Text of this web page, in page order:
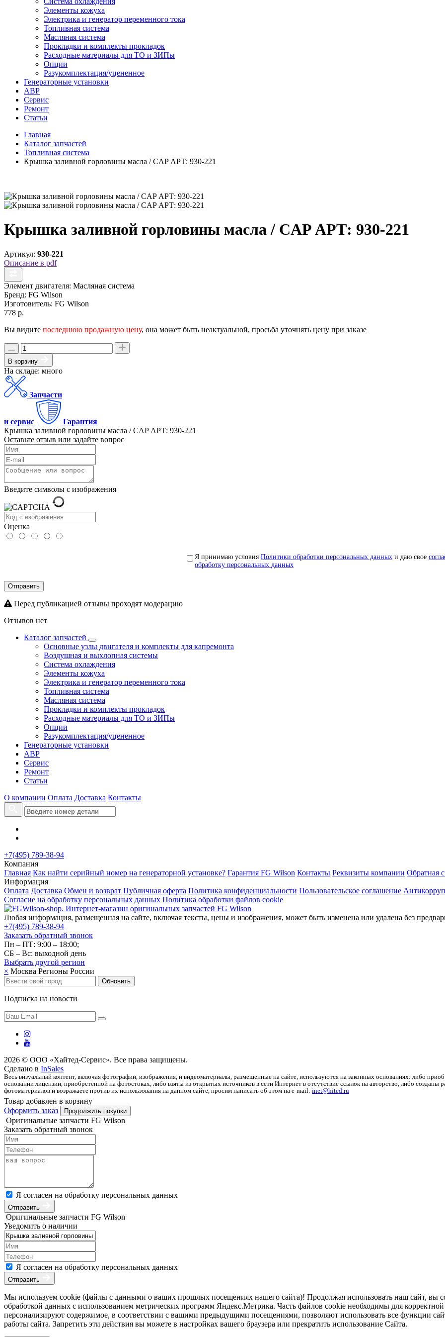
Элементы кожуха
Электрика и генератор переменного тока
Топливная система
Масляная система
Прокладки и комплекты прокладок
Расходные материалы для ТО и ЗИПы
Опции
Разукомплектация/уцененное
Генераторные установки
АВР
Сервис
Ремонт
Статьи
Главная
Каталог запчастей
Топливная система
Крышка заливной горловины масла / CAP АРТ: 930-221
Крышка заливной горловины масла / CAP АРТ: 930-221
Артикул: 930-221
Описание в pdf
Элемент двигателя: Масляная система
Бренд: FG Wilson
Изготовитель: FG Wilson
778 р.
Вы видите последнюю продажную цену, она может быть неактуальной, просьба уточнять цену при заказе
В корзину
На складе: много
Запчасти
и сервис
Гарантия
Крышка заливной горловины масла / CAP АРТ: 930-221
Оставьте отзыв или задайте вопрос
Введите символы с изображения
Оценка
Я принимаю условия Политики обработки персональных данных и даю свое
обработку персональных данных
Отправить
Перед публикацией отзывы проходят модерацию
Отзывов нет
Каталог запчастей
Основные узлы двигателя и комплекты для капремонта
Воздушная и выхлопная системы
Система охлаждения
Элементы кожуха
Электрика и генератор переменного тока
Топливная система
Масляная система
Прокладки и комплекты прокладок
Расходные материалы для ТО и ЗИПы
Опции
Разукомплектация/уцененное
Генераторные установки
АВР
Сервис
Ремонт
Статьи
О компании Оплата Доставка Контакты
+7(495) 789-38-94
Компания
Главная Как найти серийный номер на генераторной установке? Гарантия FG Wilson Контакты Реквизиты компании Обратная
Информация
Оплата Доставка Обмен и возврат Публичная оферта Политика конфиденциальности Пользовательское соглашение
Согласие на обработку персональных данных Политика обработки файлов cookie
Любая информация, размещенная на сайте, включая тексты, цены и изображения, может быть изменена или удалена без
+7(495) 789-38-94
Заказать обратный звонок
Пн – ПТ: 9:00 – 18:00;
СБ – Вс: выходной день
Выбрать другой регион
× Москва Регионы России
Обновить
Подписка на новости
2026 © ООО «Хайтед-Сервис». Все права защищены.
Сделано в InSales
Весь визуальный контент, включая фотографии, изображения, и видеоматериалы, размещенные на сайте, используются на законных основаниях: либо
основании лицензии, приобретенной на фотостоках, либо взяты из открытых источников в сети Интернет в отсутствие ссылок на авторство, либо
фотоматериалов и возражаете против их использования на данном сайте, просим написать об этом на e-mail: inet@hited.ru
Товар добавлен в корзину
Оформить заказ
Продолжить покупки
Оригинальные запчасти FG Wilson
Заказать обратный звонок
Я согласен на обработку персональных данных
Отправить
Оригинальные запчасти FG Wilson
Уведомить о наличии
Я согласен на обработку персональных данных
Отправить
Мы используем cookie (файлы с данными о ваших прошлых посещениях нашего сайта)! Продолжая использовать наш сайт, вы
обработкой данных с использованием метрических программ Яндекс.Метрика. Часть файлов cookie необходимы для корректной
персонализируют содержимое, в соответствии с вашими предыдущими посещениями, позволяют использовать все функции
работы сайта. Запретить эти действия вы можете в настройках вашего браузера или прекратить использование Сайта.